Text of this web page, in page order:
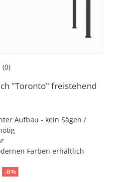
"Toronto" freistehend
Aufbau - kein Sägen /
Farben erhältlich
-8%